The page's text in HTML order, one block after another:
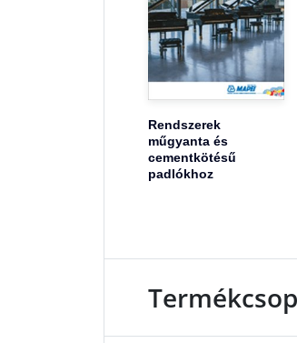
Rendszerek
műgyanta és
cementkötésű
padlókhoz